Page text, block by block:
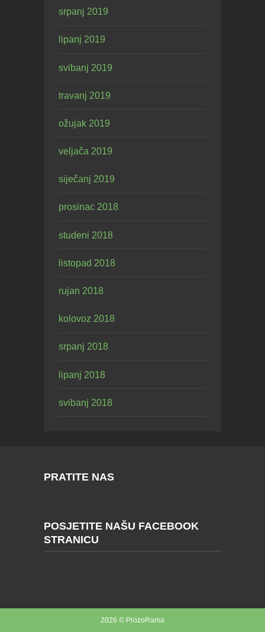
srpanj 2019
lipanj 2019
svibanj 2019
travanj 2019
ožujak 2019
veljača 2019
siječanj 2019
prosinac 2018
studeni 2018
listopad 2018
rujan 2018
kolovoz 2018
srpanj 2018
lipanj 2018
svibanj 2018
PRATITE NAS
POSJETITE NAŠU FACEBOOK
STRANICU
2026 © ProzoRama